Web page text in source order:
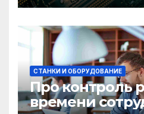
СТАНКИ И ОБОРУДОВАНИЕ
Про контроль
времени